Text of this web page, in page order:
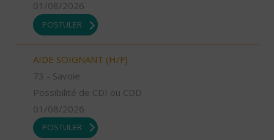
01/08/2026
POSTULER
AIDE SOIGNANT (H/F)
73 - Savoie
Possibilité de CDI ou CDD
01/08/2026
POSTULER